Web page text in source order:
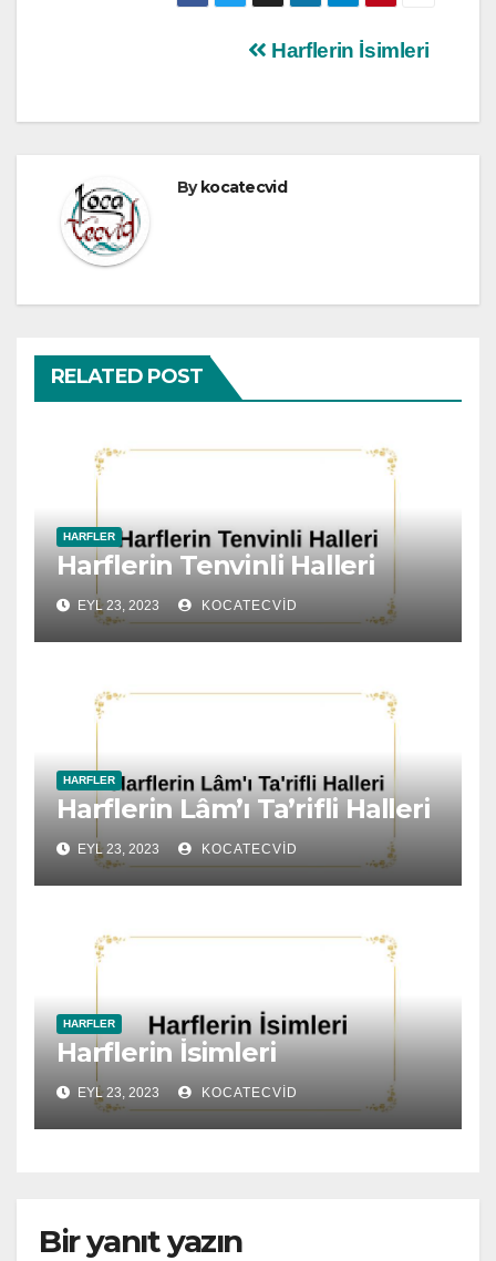
Harflerin İsimleri
Bykocatecvid
RELATED POST
HARFLER
Harflerin Tenvinli Halleri
EYL 23, 2023 KOCATECVID
HARFLER
Harflerin Lâm’ı Ta’rifli Halleri
EYL 23, 2023 KOCATECVID
HARFLER
Harflerin İsimleri
EYL 23, 2023 KOCATECVID
Bir yanıt yazın